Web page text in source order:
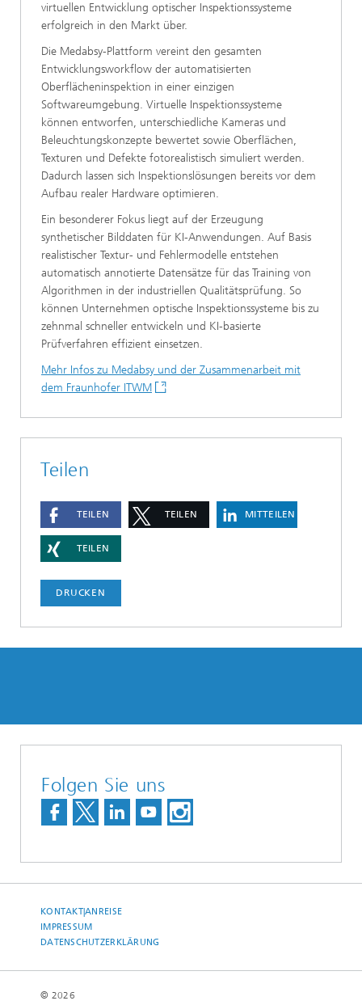
virtuellen Entwicklung optischer Inspektionssysteme
erfolgreich in den Markt über.
Die Medabsy-Plattform vereint den gesamten
Entwicklungsworkflow der automatisierten
Oberflächeninspektion in einer einzigen
Softwareumgebung. Virtuelle Inspektionssysteme
können entworfen, unterschiedliche Kameras und
Beleuchtungskonzepte bewertet sowie Oberflächen,
Texturen und Defekte fotorealistisch simuliert werden.
Dadurch lassen sich Inspektionslösungen bereits vor dem
Aufbau realer Hardware optimieren.
Ein besonderer Fokus liegt auf der Erzeugung
synthetischer Bilddaten für KI-Anwendungen. Auf Basis
realistischer Textur- und Fehlermodelle entstehen
automatisch annotierte Datensätze für das Training von
Algorithmen in der industriellen Qualitätsprüfung. So
können Unternehmen optische Inspektionssysteme bis zu
zehnmal schneller entwickeln und KI-basierte
Prüfverfahren effizient einsetzen.
Mehr Infos zu Medabsy und der Zusammenarbeit mit
dem Fraunhofer ITWM
Teilen
TEILEN TEILEN MITTEILEN
TEILEN
DRUCKEN
Folgen Sie uns
KONTAKT|ANREISE
IMPRESSUM
DATENSCHUTZERKLÄRUNG
© 2026